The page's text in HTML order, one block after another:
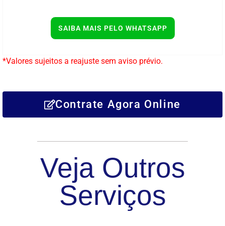
SAIBA MAIS PELO WHATSAPP
*Valores sujeitos a reajuste sem aviso prévio.
Contrate Agora Online
Veja Outros
Serviços